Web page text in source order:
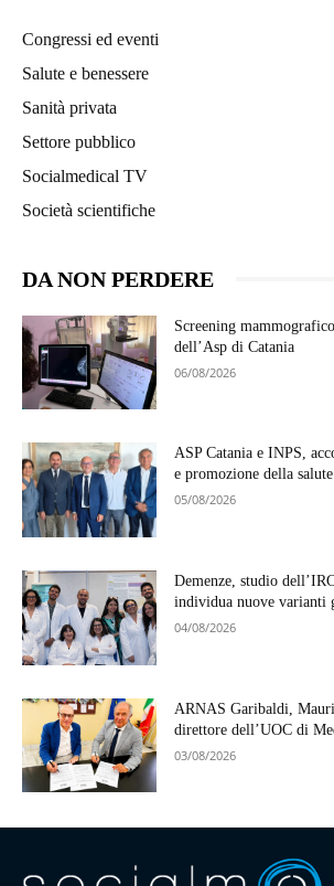
Congressi ed eventi
Salute e benessere
Sanità privata
Settore pubblico
Socialmedical TV
Società scientifiche
DA NON PERDERE
Screening
dell’Asp di Catania
06/08/2026
ASP Catania e INPS,
e promozione della salute
05/08/2026
Demenze, studio
individua nuove varianti
04/08/2026
ARNAS Garibaldi,
direttore dell’UOC di
03/08/2026